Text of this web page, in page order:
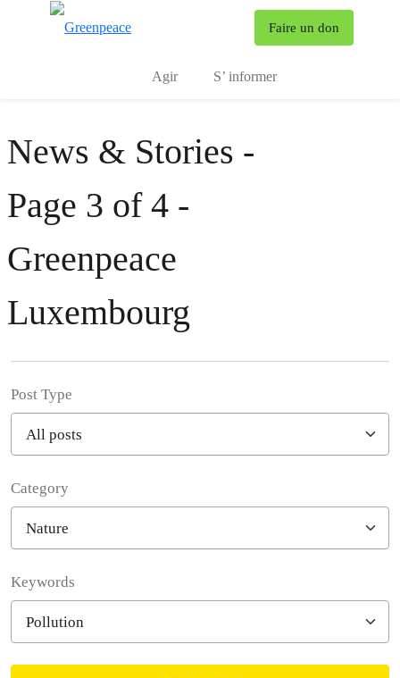
Faire un don
Agir S’ informer
News & Stories -
Page 3 of 4 -
Greenpeace
Luxembourg
Post Type
Category
Keywords